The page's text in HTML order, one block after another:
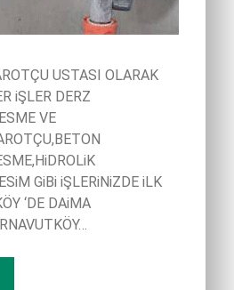
USTASI OLARAK
iŞLER DERZ
VE
GiBi iŞLERiNiZDE iLK
‘DE DAiMA